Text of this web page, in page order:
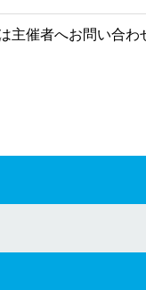
催者へお問い合わ